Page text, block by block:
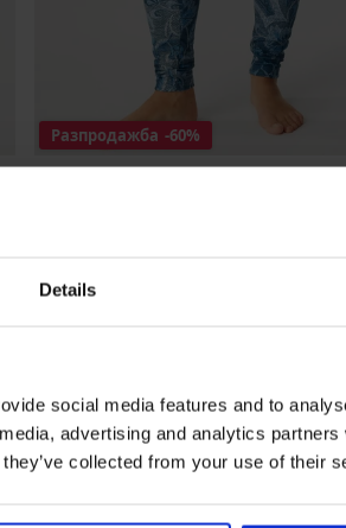
Details
social media features and to
advertising and analytics
collected from your use of their
Разпродажба -60%